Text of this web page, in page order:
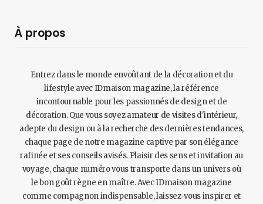
À propos
Entrez dans le monde envoûtant de la décoration et du
lifestyle avec IDmaison magazine, la référence
incontournable pour les passionnés de design et de
décoration. Que vous soyez amateur de visites d'intérieur,
adepte du design ou à la recherche des dernières tendances,
chaque page de notre magazine captive par son élégance
rafinée et ses conseils avisés. Plaisir des sens et invitation au
voyage, chaque numéro vous transporte dans un univers où
le bon goût règne en maître. Avec IDmaison magazine
comme compagnon indispensable, laissez-vous inspirer et